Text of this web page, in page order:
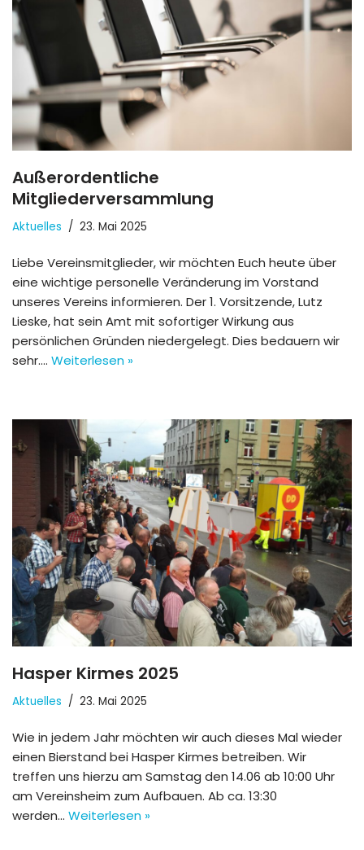
Außerordentliche
Mitgliederversammlung
Aktuelles 23. Mai 2025
Liebe Vereinsmitglieder, wir möchten Euch heute über
eine wichtige personelle Veränderung im Vorstand
unseres Vereins informieren. Der 1. Vorsitzende, Lutz
Lieske, hat sein Amt mit sofortiger Wirkung aus
persönlichen Gründen niedergelegt. Dies bedauern wir
sehr.… Weiterlesen »
Hasper Kirmes 2025
Aktuelles 23. Mai 2025
Wie in jedem Jahr möchten wir auch dieses Mal wieder
einen Bierstand bei Hasper Kirmes betreiben. Wir
treffen uns hierzu am Samstag den 14.06 ab 10:00 Uhr
am Vereinsheim zum Aufbauen. Ab ca. 13:30
werden… Weiterlesen »